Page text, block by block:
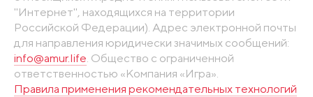
"Интернет", находящихся на территории
Российской Федерации). Адрес электронной почты
для направления юридически значимых сообщений:
info@amur.life. Общество с ограниченной
ответственностью «Компания «Игра».
Правила применения рекомендательных технологий